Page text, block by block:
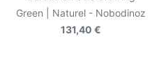
Green | Naturel - Nobodinoz
131,40 €